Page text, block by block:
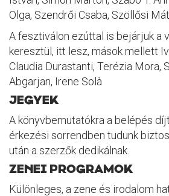
Olga, Szendrői Csaba, Szöllősi
A fesztiválon ezúttal is bejárjuk a
keresztül, itt lesz, mások mellett
Claudia Durastanti, Terézia Mora,
Abgarjan, Irene Solà
JEGYEK
A könyvbemutatókra a belépés
érkezési sorrendben tudunk
után a szerzők dedikálnak.
ZENEI PROGRAMOK
Különleges, a zene és irodalom